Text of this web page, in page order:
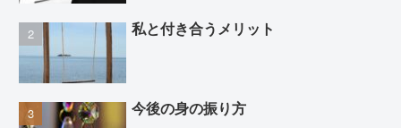
私と付き合うメリット
今後の身の振り方